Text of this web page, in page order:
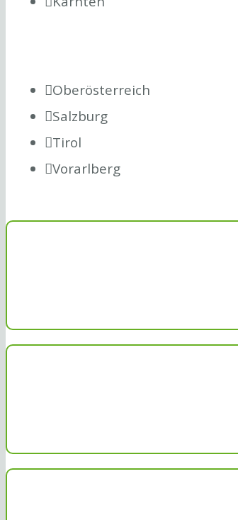
Oberösterreich
Salzburg
Tirol
Vorarlberg